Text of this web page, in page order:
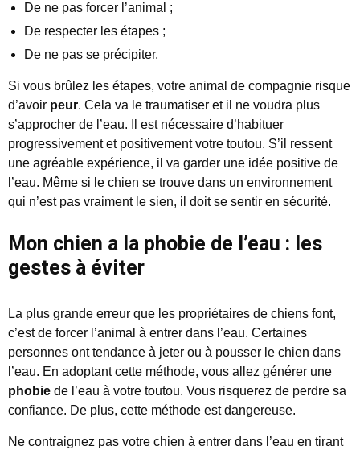
De ne pas forcer l’animal ;
De respecter les étapes ;
De ne pas se précipiter.
Si vous brûlez les étapes, votre animal de compagnie risque
d’avoir peur. Cela va le traumatiser et il ne voudra plus
s’approcher de l’eau. Il est nécessaire d’habituer
progressivement et positivement votre toutou. S’il ressent
une agréable expérience, il va garder une idée positive de
l’eau. Même si le chien se trouve dans un environnement
qui n’est pas vraiment le sien, il doit se sentir en sécurité.
Mon chien a la phobie de l’eau : les
gestes à éviter
La plus grande erreur que les propriétaires de chiens font,
c’est de forcer l’animal à entrer dans l’eau. Certaines
personnes ont tendance à jeter ou à pousser le chien dans
l’eau. En adoptant cette méthode, vous allez générer une
phobie de l’eau à votre toutou. Vous risquerez de perdre sa
confiance. De plus, cette méthode est dangereuse.
Ne contraignez pas votre chien à entrer dans l’eau en tirant